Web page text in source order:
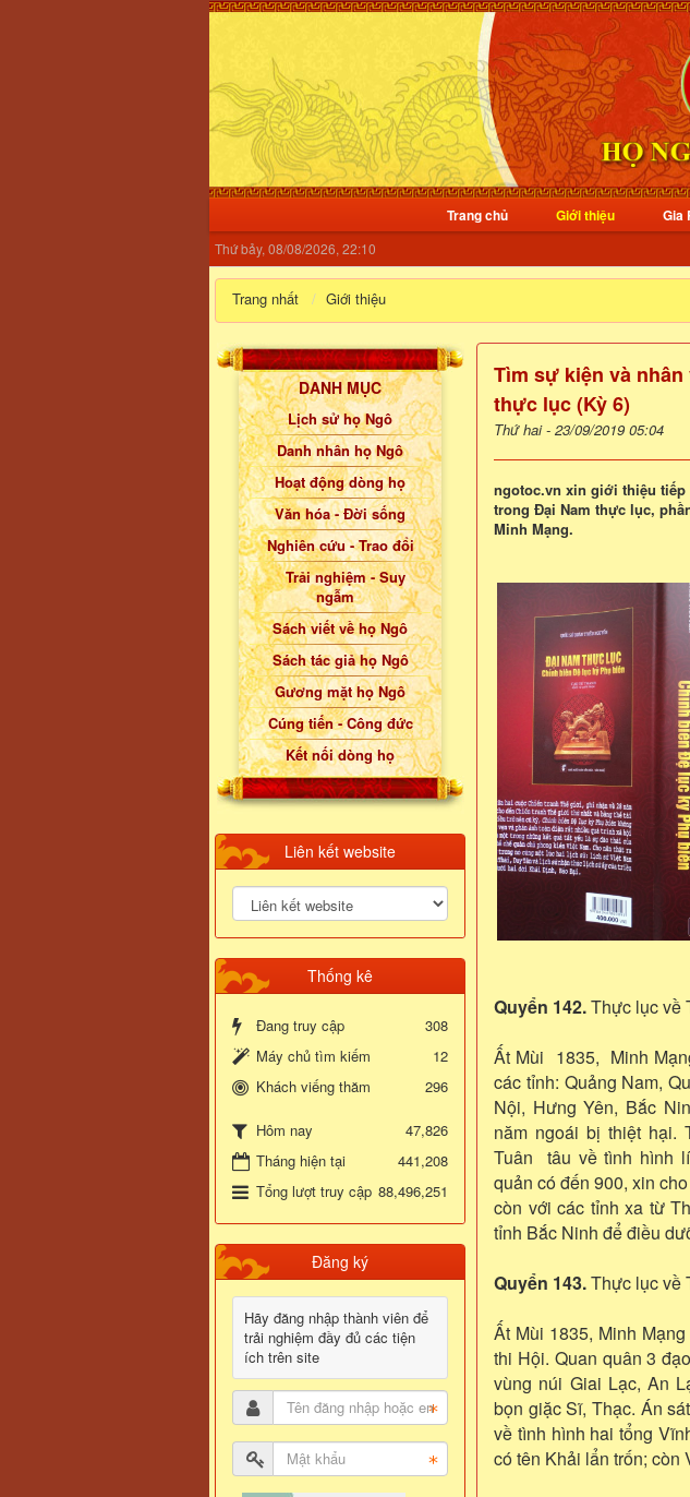
Trang chủ Giới thiệu Gia
Thứ bảy, 08/08/2026, 22:10
Trang nhất Giới thiệu
Tìm sự kiện và
thực lục (Kỳ 6)
Thứ hai - 23/09/2019 05:04
ngotoc.vn xin giới thiệu tiếp
trong Đại Nam thực lục,
Minh Mạng.
Quyển 142.Thực lục về
Ất Mùi 1835, Minh
các tỉnh: Quảng Nam,
Nội, Hưng Yên, Bắc
năm ngoái bị thiệt hại.
Tuân tâu về tình hình
quản có đến 900, xin
còn với các tỉnh xa từ
tỉnh Bắc Ninh để điều
Quyển 143.Thực lục về
Ất Mùi 1835, Minh
thi Hội. Quan quân 3
vùng núi Giai Lạc, An
bọn giặc Sĩ, Thạc. Án
về tình hình hai tổng
có tên Khải lẩn trốn; còn
DANH MỤC
Lịch sử họ Ngô
Danh nhân họ Ngô
Hoạt động dòng họ
Văn hóa - Đời sống
Nghiên cứu - Trao đổi
Trải nghiệm - Suy
ngẫm
Sách viết về họ Ngô
Sách tác giả họ Ngô
Gương mặt họ Ngô
Cúng tiến - Công đức
Kết nối dòng họ
Liên kết website
Thống kê
Đang truy cập
308
Máy chủ tìm kiếm
12
Khách viếng thăm
296
Hôm nay
47,826
Tháng hiện tại
441,208
Tổng lượt truy cập 88,496,251
Đăng ký
Hãy đăng nhập thành viên để
trải nghiệm đầy đủ các tiện
ích trên site